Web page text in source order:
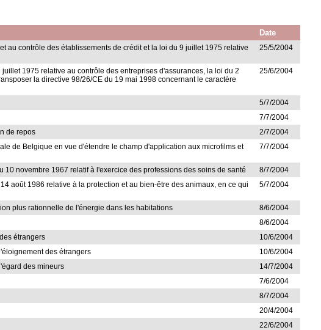
Date
au contrôle des établissements de crédit et la loi du 9 juillet 1975 relative
25/5/2004
1975 relative au contrôle des entreprises d'assurances, la loi du 2
la directive 98/26/CE du 19 mai 1998 concernant le caractère
25/6/2004
5/7/2004
7/7/2004
de repos
2/7/2004
de Belgique en vue d'étendre le champ d'application aux microfilms et
7/7/2004
novembre 1967 relatif à l'exercice des professions des soins de santé
8/7/2004
août 1986 relative à la protection et au bien-être des animaux, en ce qui
5/7/2004
plus rationnelle de l'énergie dans les habitations
8/6/2004
8/6/2004
étrangers
10/6/2004
des étrangers
10/6/2004
des mineurs
14/7/2004
7/6/2004
8/7/2004
20/4/2004
22/6/2004